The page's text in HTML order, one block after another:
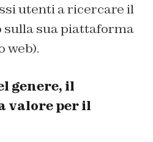
utenti a ricercare il
sua piattaforma
web).
genere, il
valore per il